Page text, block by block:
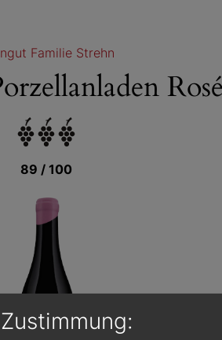
Familie Strehn
89 / 100